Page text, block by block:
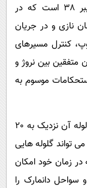
این سازه یک توپ ساحلی آلمانی از نوع کالیبر 38 است که در
آلمان نازی و در جریان
کنترل مسیرهای
متفقین بین نروژ و
موسوم به
وزن این توپ حدود 337 تن اعلام شده و طول لوله آن نزدیک به 20
‌تواند گلوله ‌هایی
که در زمان خود امکان
دانمارک را